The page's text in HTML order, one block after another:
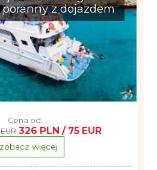
poranny z dojazdem
Cena od:
326 PLN / 75 EUR
zobacz więcej